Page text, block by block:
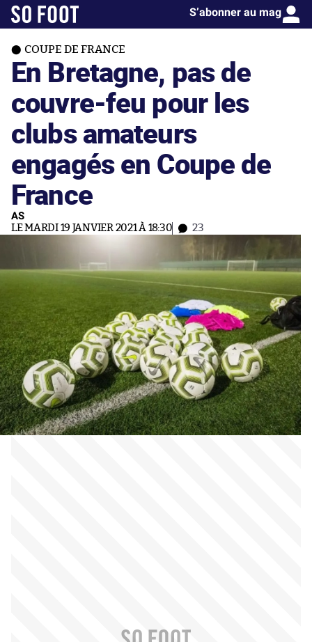
S’abonner au mag
COUPE DE FRANCE
En Bretagne, pas de
couvre-feu pour les
clubs amateurs
engagés en Coupe de
France
AS
LE MARDI 19 JANVIER 2021 À 18:30 23